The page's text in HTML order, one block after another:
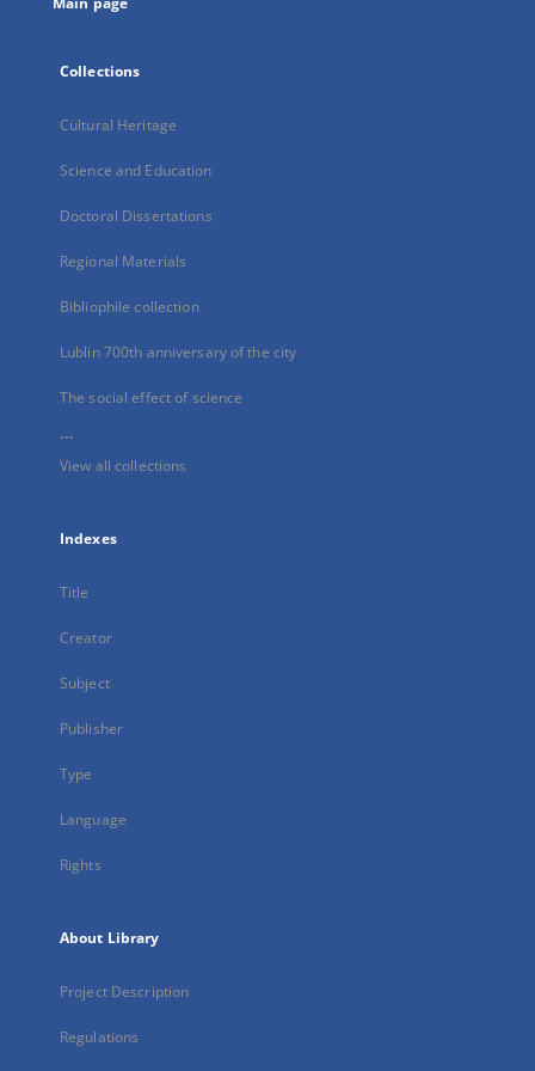
Collections
Cultural Heritage
Science and Education
Doctoral Dissertations
Regional Materials
Bibliophile collection
Lublin 700th anniversary of the city
The social effect of science
...
View all collections
Indexes
Title
Creator
Subject
Publisher
Type
Language
Rights
About Library
Project Description
Regulations